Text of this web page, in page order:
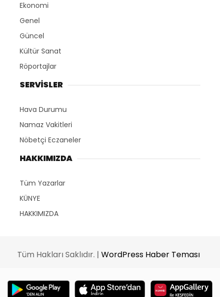
Ekonomi
Genel
Güncel
Kültür Sanat
Röportajlar
SERVİSLER
Hava Durumu
Namaz Vakitleri
Nöbetçi Eczaneler
HAKKIMIZDA
Tüm Yazarlar
KÜNYE
HAKKIMIZDA
Tüm Hakları Saklıdır. | WordPress Haber Teması